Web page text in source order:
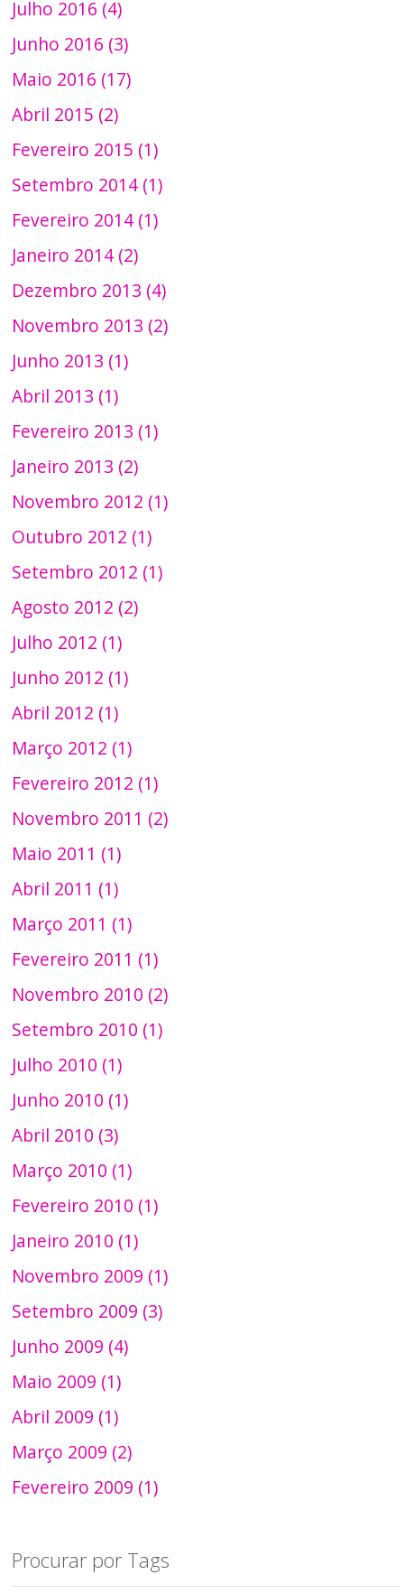
Julho 2016 (4)
Junho 2016 (3)
Maio 2016 (17)
Abril 2015 (2)
Fevereiro 2015 (1)
Setembro 2014 (1)
Fevereiro 2014 (1)
Janeiro 2014 (2)
Dezembro 2013 (4)
Novembro 2013 (2)
Junho 2013 (1)
Abril 2013 (1)
Fevereiro 2013 (1)
Janeiro 2013 (2)
Novembro 2012 (1)
Outubro 2012 (1)
Setembro 2012 (1)
Agosto 2012 (2)
Julho 2012 (1)
Junho 2012 (1)
Abril 2012 (1)
Março 2012 (1)
Fevereiro 2012 (1)
Novembro 2011 (2)
Maio 2011 (1)
Abril 2011 (1)
Março 2011 (1)
Fevereiro 2011 (1)
Novembro 2010 (2)
Setembro 2010 (1)
Julho 2010 (1)
Junho 2010 (1)
Abril 2010 (3)
Março 2010 (1)
Fevereiro 2010 (1)
Janeiro 2010 (1)
Novembro 2009 (1)
Setembro 2009 (3)
Junho 2009 (4)
Maio 2009 (1)
Abril 2009 (1)
Março 2009 (2)
Fevereiro 2009 (1)
Procurar por Tags